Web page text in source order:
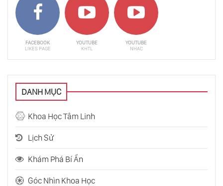
FACEBOOK
LIKES PAGE
YOUTUBE
KHTL
YOUTUBE
NHẠC
DANH MỤC
Khoa Học Tâm Linh
Lịch Sử
Khám Phá Bí Ẩn
Góc Nhìn Khoa Học